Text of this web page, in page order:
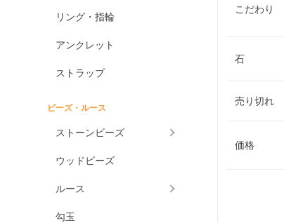
リング・指輪
アンクレット
ストラップ
ビーズ・ルース
ストーンビーズ
ウッドビーズ
ルース
勾玉
こだわり
石
売り切れ
価格